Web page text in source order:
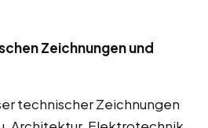
Zeichnungen und
technischer Zeichnungen